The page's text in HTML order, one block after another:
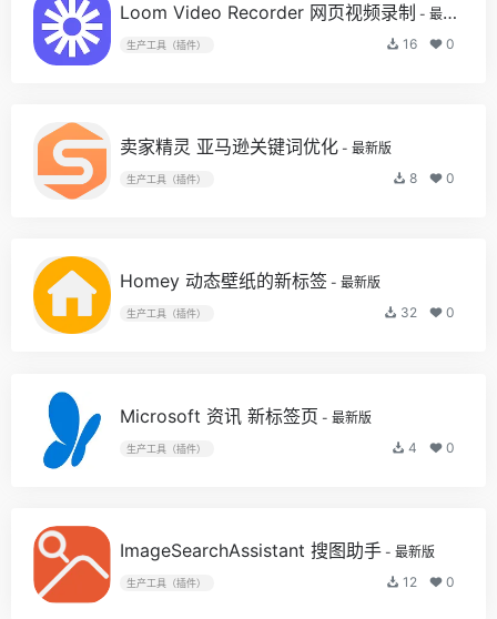
Loom Video Recorder 网页视频录制 - 最新版
生产工具（插件） 16 0
卖家精灵 亚马逊关键词优化 - 最新版
生产工具（插件） 8 0
Homey 动态壁纸的新标签 - 最新版
生产工具（插件） 32 0
Microsoft 资讯 新标签页 - 最新版
生产工具（插件） 4 0
ImageSearchAssistant 搜图助手 - 最新版
生产工具（插件） 12 0